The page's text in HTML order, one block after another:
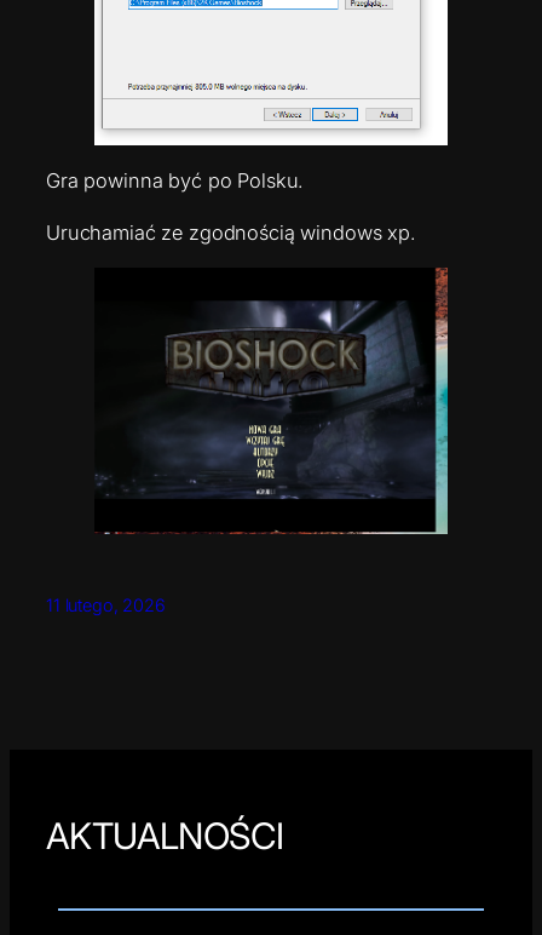
Gra powinna być po Polsku.
Uruchamiać ze zgodnością windows xp.
11 lutego, 2026
AKTUALNOŚCI